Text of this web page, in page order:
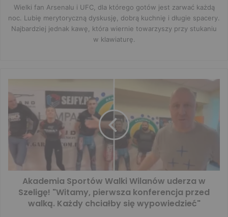
Wielki fan Arsenalu i UFC, dla którego gotów jest zarwać każdą
noc. Lubię merytoryczną dyskusję, dobrą kuchnię i długie spacery.
Najbardziej jednak kawę, która wiernie towarzyszy przy stukaniu
w klawiaturę.
Akademia Sportów Walki Wilanów uderza w
Szeligę! "Witamy, pierwsza konferencja przed
walką. Każdy chciałby się wypowiedzieć"